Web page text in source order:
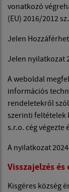
vonatkozó
(EU) 2016/2012
Jelen
Jelen nyilatkozat
A weboldal
információs
rendeletekről
szerinti feltételek
s.r.o. cég végezte
A nyilatkozat
Visszajelzés
Kisgéres község